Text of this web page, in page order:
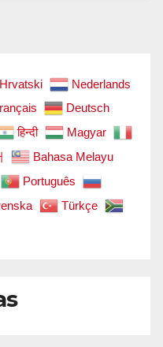
Hrvatski
Nederlands
Deutsch
हिन्दी
Magyar
Bahasa Melayu
Português
Türkçe